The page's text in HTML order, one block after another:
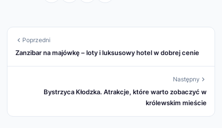
Poprzedni
Zanzibar na majówkę – loty i luksusowy hotel w dobrej cenie
Następny
Bystrzyca Kłodzka. Atrakcje, które warto zobaczyć w
królewskim mieście